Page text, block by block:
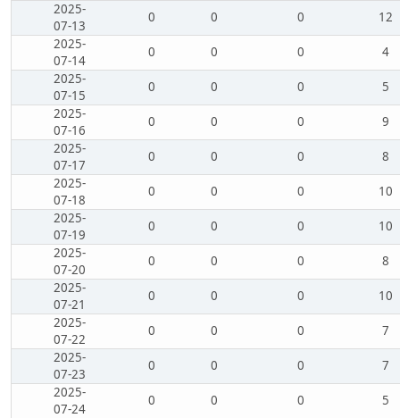
2025-
07-13
0 0 0
12
2025-
07-14
0 0 0
4
2025-
07-15
0 0 0
5
2025-
07-16
0 0 0
9
2025-
07-17
0 0 0
8
2025-
07-18
0 0 0
10
2025-
07-19
0 0 0
10
2025-
07-20
0 0 0
8
2025-
07-21
0 0 0
10
2025-
07-22
0 0 0
7
2025-
07-23
0 0 0
7
2025-
07-24
0 0 0
5